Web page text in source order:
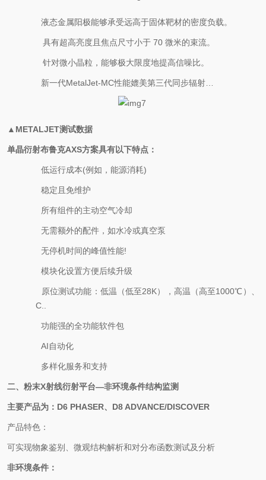
液态金属阳极能够承受远高于固体靶材的密度负载。
具有超高亮度且焦点尺寸小于 70 微米的束流。
针对微小晶粒，能够极大限度地提高信噪比。
新一代MetalJet-MC性能媲美第三代同步辐射…
▲METALJET测试数据
单晶衍射布鲁克AXS方案具有以下特点：
低运行成本(例如，能源消耗)
稳定且免维护
所有组件的主动空气冷却
无需额外的配件，如水冷或真空泵
无停机时间的峰值性能!
模块化设置方便后续升级
原位测试功能：低温（低至28K），高温（高至1000℃）、
C..
功能强的全功能软件包
AI自动化
多样化服务和支持
二、粉末X射线衍射平台—非环境条件结构监测
主要产品为：D6 PHASER、D8 ADVANCE/DISCOVER
产品特色：
可实现物象鉴别、微观结构解析和对分布函数测试及分析
非环境条件：